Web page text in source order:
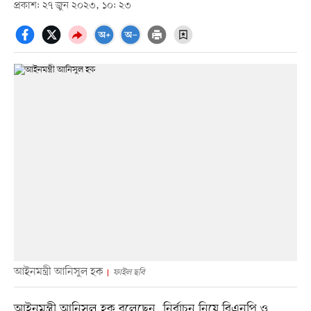
প্রকাশ: ২৭ জুন ২০২৩, ১০: ২৩
আইনমন্ত্রী আনিসুল হক ফাইল ছবি